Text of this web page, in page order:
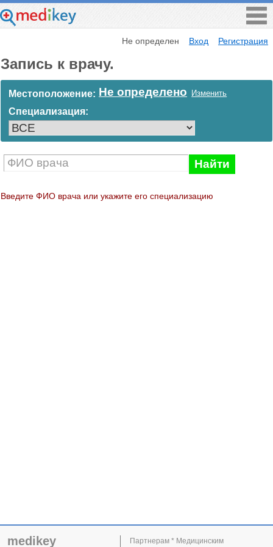
Не определен Вход Регистрация
Запись к врачу.
Местоположение: Не определено Изменить
Специализация:
Найти
Введите ФИО врача или укажите его специализацию
medikey
Партнерам * Медицинским